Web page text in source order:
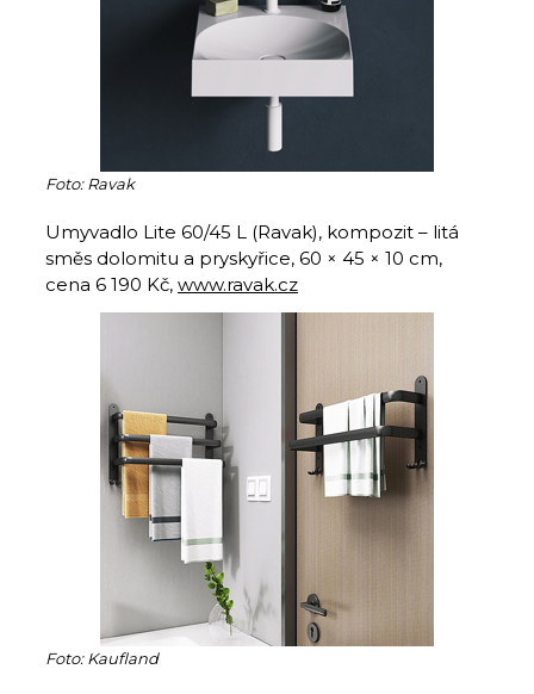
Foto: Ravak
Umyvadlo Lite 60/45 L (Ravak), kompozit – litá
směs dolomitu a pryskyřice, 60 × 45 × 10 cm,
cena 6 190 Kč, www.ravak.cz
Foto: Kaufland